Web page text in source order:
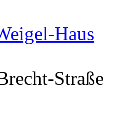
Haus
Straße